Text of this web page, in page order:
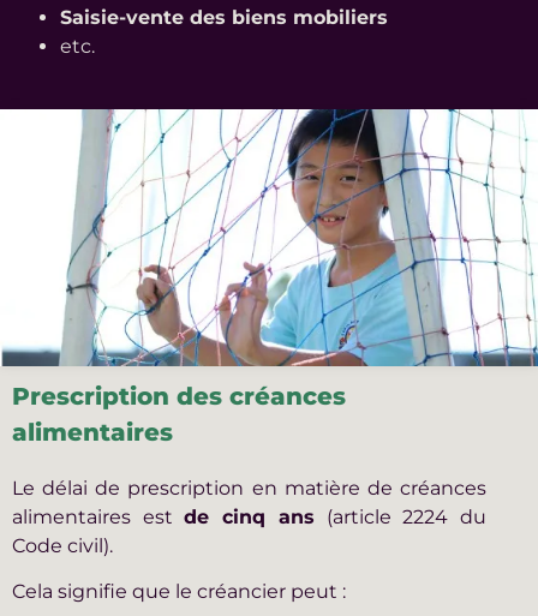
Saisie-vente des biens mobiliers
etc.
Prescription des créances
alimentaires
Le délai de prescription en matière de créances
alimentaires estde cinq ans (article 2224 du
Code civil).
Cela signifie que le créancier peut :